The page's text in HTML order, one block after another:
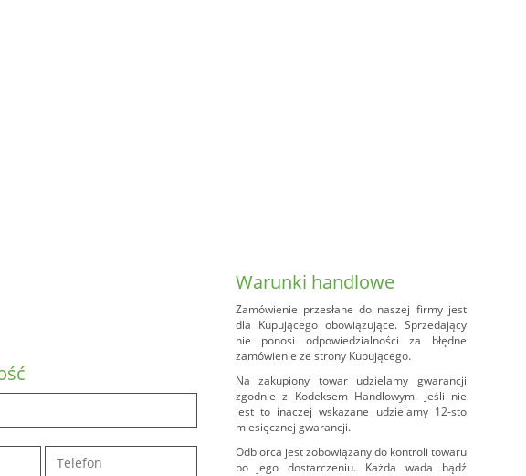
Warunki handlowe
Zamówienie przesłane do naszej firmy jest
dla Kupującego obowiązujące. Sprzedający
nie ponosi odpowiedzialności za błędne
zamówienie ze strony Kupującego.
Na zakupiony towar udzielamy gwarancji
zgodnie z Kodeksem Handlowym. Jeśli nie
jest to inaczej wskazane udzielamy 12-sto
miesięcznej gwarancji.
Odbiorca jest zobowiązany do kontroli towaru
po jego dostarczeniu. Każda wada bądź